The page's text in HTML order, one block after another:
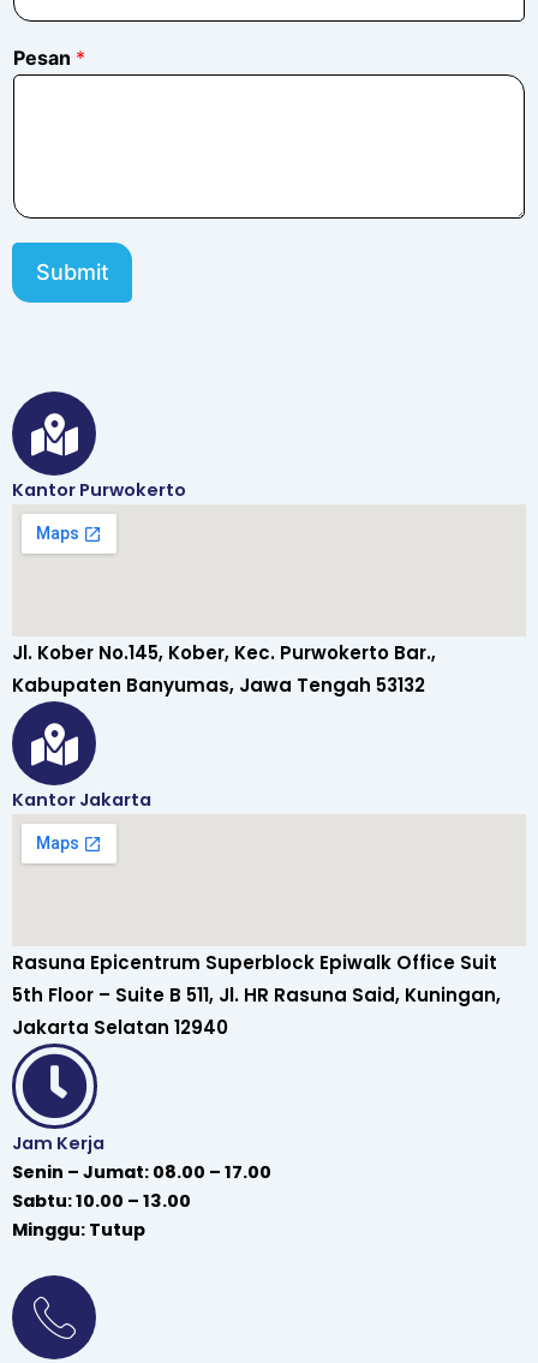
Pesan *
Submit
Kantor Purwokerto
Jl. Kober No.145, Kober, Kec. Purwokerto Bar.,
Kabupaten Banyumas, Jawa Tengah 53132
Kantor Jakarta
Rasuna Epicentrum Superblock Epiwalk Office Suit
5th Floor – Suite B 511, Jl. HR Rasuna Said, Kuningan,
Jakarta Selatan 12940
Jam Kerja
Senin – Jumat: 08.00 – 17.00
Sabtu: 10.00 – 13.00
Minggu: Tutup